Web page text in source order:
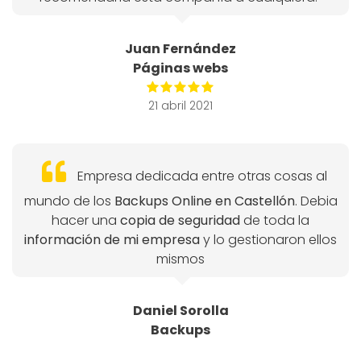
Juan Fernández
Páginas webs
21 abril 2021
Empresa dedicada entre otras cosas al
mundo de los Backups Online en Castellón. Debia
hacer una copia de seguridadde toda la
información de mi empresay lo gestionaron ellos
mismos
Daniel Sorolla
Backups